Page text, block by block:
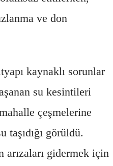
ve don
kaynaklı sorunlar
su kesintileri
çeşmelerine
görüldü.
gidermek için